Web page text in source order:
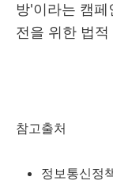
방'이라는 캠페
전을 위한 법
참고출처
정보통신정